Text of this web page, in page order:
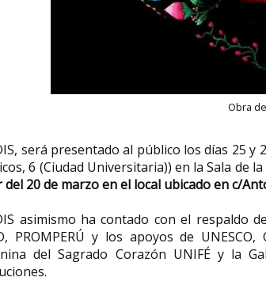
Obra
será presentado al público los días 25 y
6 (Ciudad Universitaria)) en la Sala de
20 de marzo en el local ubicado en c/
asimismo ha contado con el respaldo
PROMPERÚ y los apoyos de
del Sagrado Corazón UNIFÉ y la